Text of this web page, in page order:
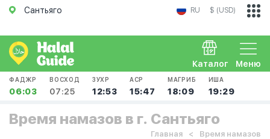
Сантьяго RU $ (USD)
Меню
Каталог
ФАДЖР
06:03
ВОСХОД
07:25
ЗУХР
12:53
АСР
15:47
МАГРИБ
18:09
ИША
19:29
Время намазов в г. Сантьяго
Главная Время намазов